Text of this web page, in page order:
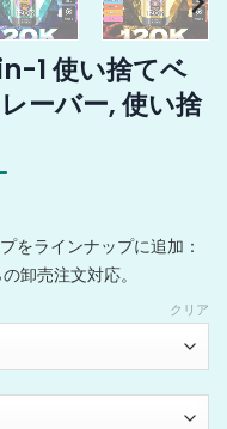
1 使い捨てベ
ーバー, 使い捨
をラインナップに追加：
卸売注文対応。
クリア